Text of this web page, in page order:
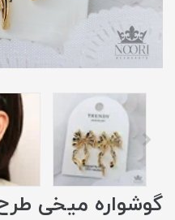
گوشواره میخی طرح